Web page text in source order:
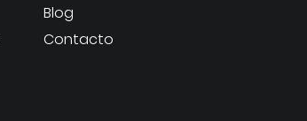
Blog
Contacto